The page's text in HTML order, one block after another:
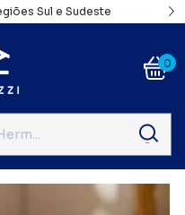
Sul e Sudeste
0